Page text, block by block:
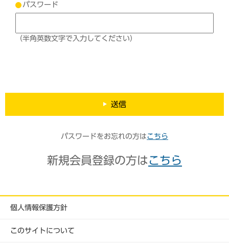
パスワード
（半角英数文字で入力してください）
送信
パスワードをお忘れの方は こちら
新規会員登録の方は こちら
個人情報保護方針
このサイトについて